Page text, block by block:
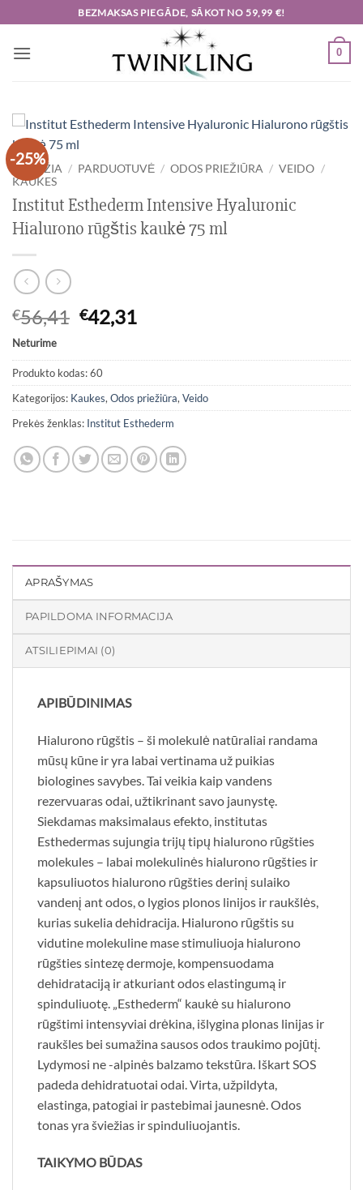
to
content
BEZMAKSAS PIEGĀDE, SĀKOT NO 59,99 €!
0
-25%
PRADŽIA / PARDUOTUVĖ / ODOS PRIEŽIŪRA / VEIDO /
KAUKES
Institut Esthederm Intensive Hyaluronic
Hialurono rūgštis kaukė 75 ml
€56,41 Original
price
was:
€56,41.
€42,31Current
is:
Neturime
Produkto kodas:60
Kategorijos: Kaukes,Odos priežiūra,Veido
Prekės ženklas: Institut Esthederm
APRAŠYMAS
PAPILDOMA INFORMACIJA
ATSILIEPIMAI (0)
APIBŪDINIMAS
Hialurono rūgštis – ši molekulė natūraliai randama
mūsų kūne ir yra labai vertinama už puikias
biologines savybes. Tai veikia kaip vandens
rezervuaras odai, užtikrinant savo jaunystę.
Siekdamas maksimalaus efekto, institutas
Esthedermas sujungia trijų tipų hialurono rūgšties
molekules – labai molekulinės hialurono rūgšties ir
kapsuliuotos hialurono rūgšties derinį sulaiko
vandenį ant odos, o lygios plonos linijos ir raukšlės,
kurias sukelia dehidracija. Hialurono rūgštis su
vidutine molekuline mase stimuliuoja hialurono
rūgšties sintezę dermoje, kompensuodama
dehidrataciją ir atkuriant odos elastingumą ir
spinduliuotę. „Esthederm“ kaukė su hialurono
rūgštimi intensyviai drėkina, išlygina plonas linijas ir
raukšles bei sumažina sausos odos traukimo pojūtį.
Lydymosi ne -alpinės balzamo tekstūra. Iškart SOS
padeda dehidratuotai odai. Virta, užpildyta,
elastinga, patogiai ir pastebimai jaunesnė. Odos
tonas yra šviežias ir spinduliuojantis.
TAIKYMO BŪDAS